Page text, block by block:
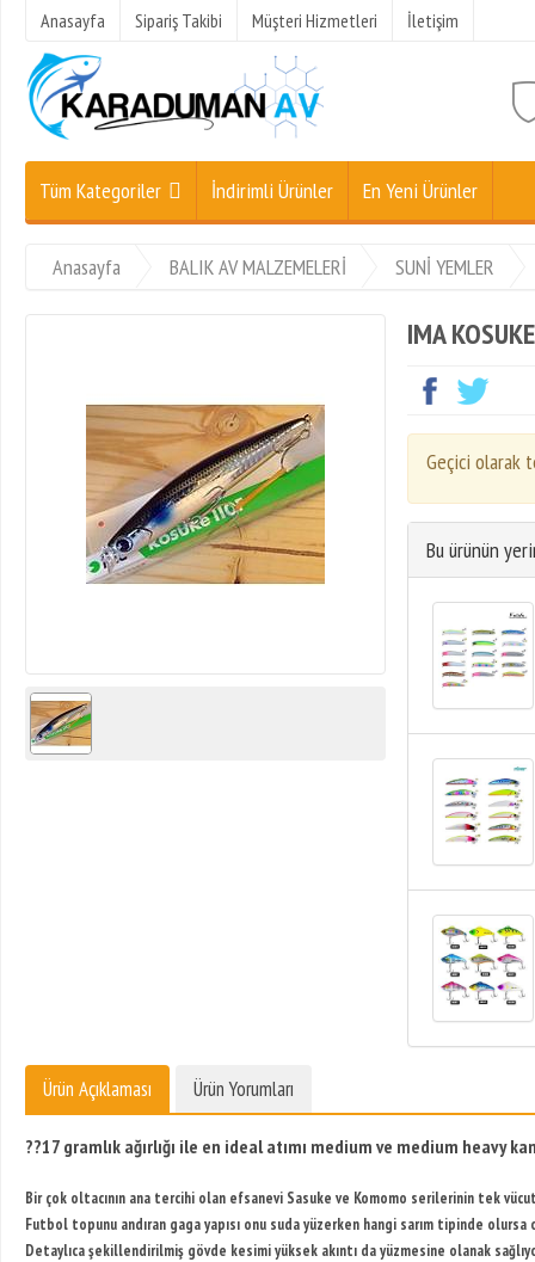
Anasayfa Sipariş Takibi Müşteri Hizmetleri İletişim
Tüm Kategoriler İndirimli Ürünler En Yeni Ürünler
Anasayfa BALIK AV MALZEMELERİ SUNİ YEMLER
IMA
Geçici olarak
Bu ürünün
Ürün Açıklaması Ürün Yorumları
??17 gramlık ağırlığı ile en ideal atımı medium ve medium heavy
Bir çok oltacının ana tercihi olan efsanevi Sasuke ve Komomo serilerinin tek
Futbol topunu andıran gaga yapısı onu suda yüzerken hangi sarım tipinde
Detaylıca şekillendirilmiş gövde kesimi yüksek akıntı da yüzmesine olanak